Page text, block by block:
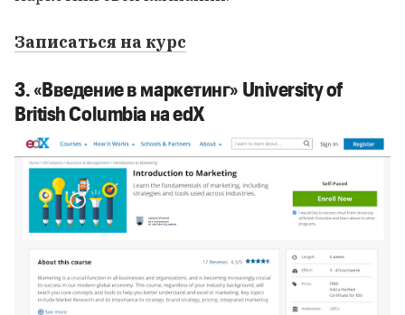
Записаться на курс
3. «Введение в маркетинг» University of
British Columbia на edX